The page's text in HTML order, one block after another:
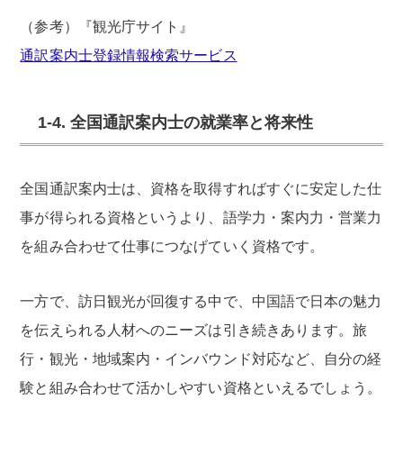
（参考）『観光庁サイト』
通訳案内士登録情報検索サービス
1-4. 全国通訳案内士の就業率と将来性
全国通訳案内士は、資格を取得すればすぐに安定した仕
事が得られる資格というより、語学力・案内力・営業力
を組み合わせて仕事につなげていく資格です。
一方で、訪日観光が回復する中で、中国語で日本の魅力
を伝えられる人材へのニーズは引き続きあります。旅
行・観光・地域案内・インバウンド対応など、自分の経
験と組み合わせて活かしやすい資格といえるでしょう。